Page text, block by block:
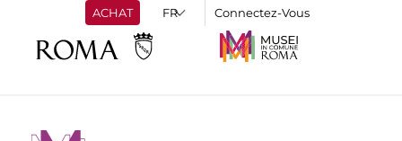
ACHAT Connectez-Vous